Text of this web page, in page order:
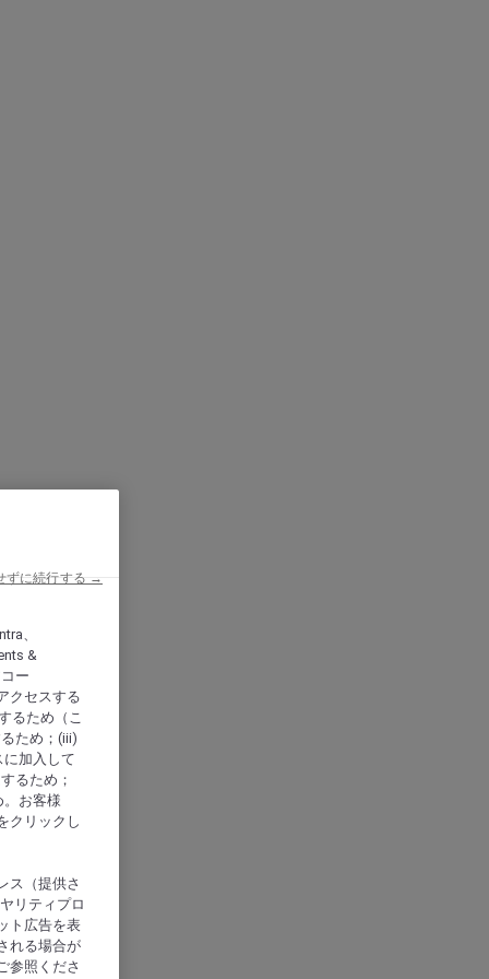
、
&
ー
クセスする
るため（こ
ため；(iii)
加入して
るため；
お客様
クリックし
ス（提供さ
リティプロ
ト広告を表
れる場合が
参照くださ
ずに続行する →